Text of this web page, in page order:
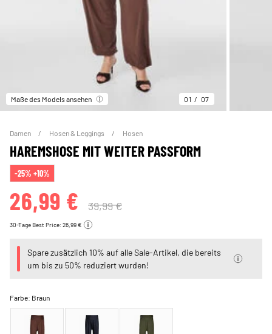
Maße des Models ansehen 01 07
Damen Hosen & Leggings Hosen
HAREMSHOSE MIT WEITER PASSFORM
-25% +10%
26,99 € 39,99 €
30-Tage Best Price: 26,99 €
Spare zusätzlich 10% auf alle Sale-Artikel, die bereits
um bis zu 50% reduziert wurden!
Farbe: Braun